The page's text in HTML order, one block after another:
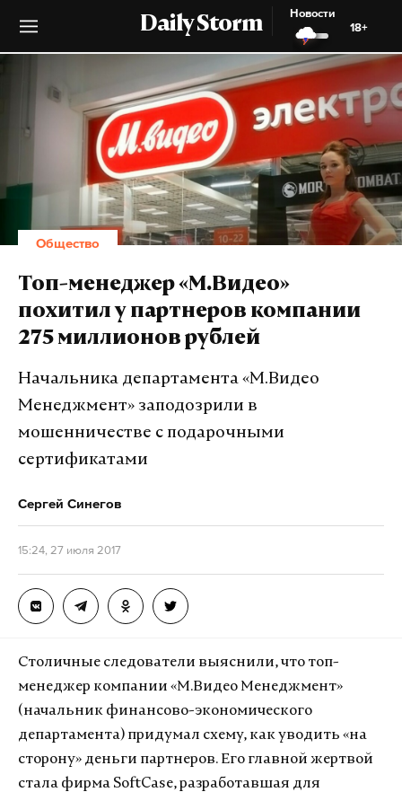
Daily Storm
Новости
18+
Общество
Топ-менеджер «М.Видео»
похитил у партнеров компании
275 миллионов рублей
Начальника департамента «М.Видео
Менеджмент» заподозрили в
мошенничестве с подарочными
сертификатами
Сергей Синегов
15:24, 27 июля 2017
Столичные следователи выяснили, что топ-
менеджер компании «М.Видео Менеджмент»
(начальник финансово-экономического
департамента) придумал схему, как уводить «на
сторону» деньги партнеров. Его главной жертвой
стала фирма SoftCase, разработавшая для